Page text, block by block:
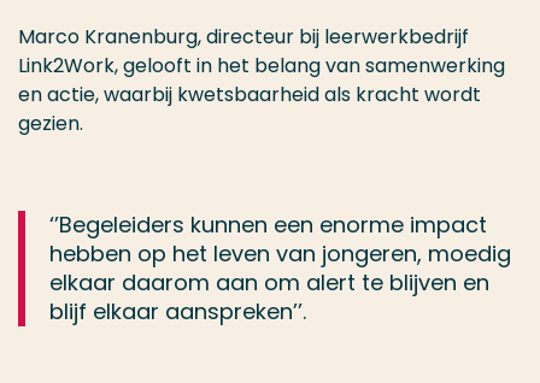
Marco Kranenburg, directeur bij leerwerkbedrijf
Link2Work, gelooft in het belang van samenwerking
en actie, waarbij kwetsbaarheid als kracht wordt
gezien.
‘’Begeleiders kunnen een enorme impact
hebben op het leven van jongeren, moedig
elkaar daarom aan om alert te blijven en
blijf elkaar aanspreken’’.